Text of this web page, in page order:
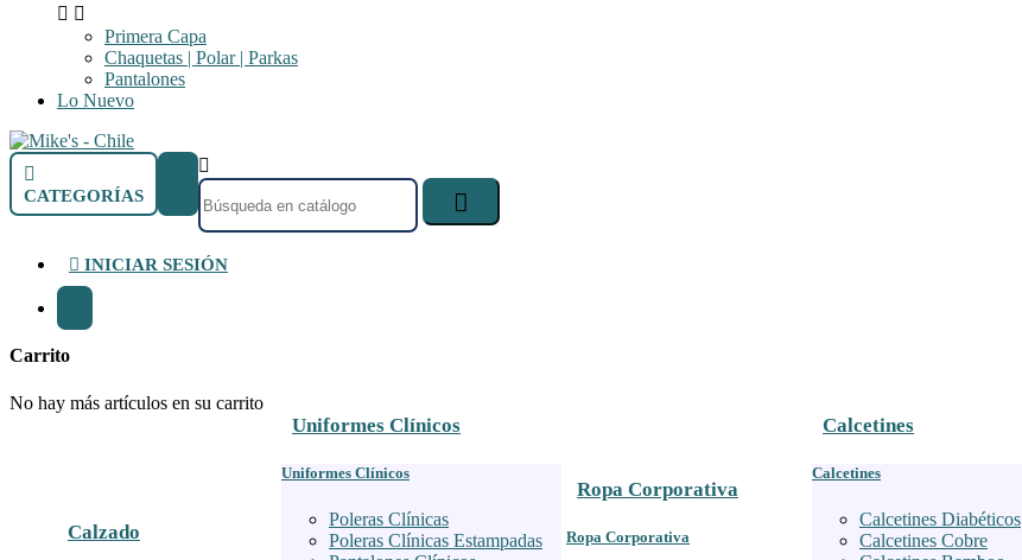
 
Primera Capa
Chaquetas | Polar | Parkas
Pantalones
Lo Nuevo

CATEGORÍAS


 INICIAR SESIÓN
Carrito
No hay más artículos en su carrito
Calzado
Uniformes Clínicos
Uniformes Clínicos
Poleras Clínicas
Poleras Clínicas Estampadas
Ropa Corporativa
Ropa Corporativa
Calcetines
Calcetines
Calcetines Diabéticos
Calcetines Cobre